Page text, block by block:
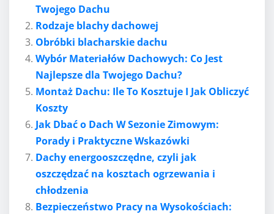
Twojego Dachu
Rodzaje blachy dachowej
Obróbki blacharskie dachu
Wybór Materiałów Dachowych: Co Jest
Najlepsze dla Twojego Dachu?
Montaż Dachu: Ile To Kosztuje I Jak Obliczyć
Koszty
Jak Dbać o Dach W Sezonie Zimowym:
Porady i Praktyczne Wskazówki
Dachy energooszczędne, czyli jak
oszczędzać na kosztach ogrzewania i
chłodzenia
Bezpieczeństwo Pracy na Wysokościach: